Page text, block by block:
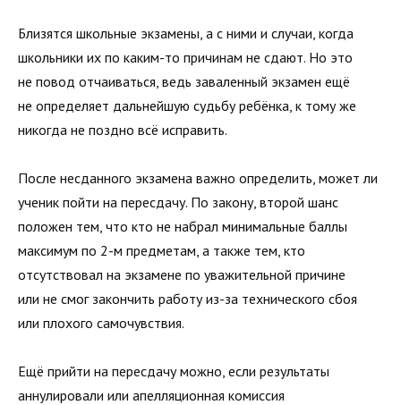
Близятся школьные экзамены, а с ними и случаи, когда
школьники их по каким-то причинам не сдают. Но это
не повод отчаиваться, ведь заваленный экзамен ещё
не определяет дальнейшую судьбу ребёнка, к тому же
никогда не поздно всё исправить.
После несданного экзамена важно определить, может ли
ученик пойти на пересдачу. По закону, второй шанс
положен тем, что кто не набрал минимальные баллы
максимум по 2-м предметам, а также тем, кто
отсутствовал на экзамене по уважительной причине
или не смог закончить работу из-за технического сбоя
или плохого самочувствия.
Ещё прийти на пересдачу можно, если результаты
аннулировали или апелляционная комиссия